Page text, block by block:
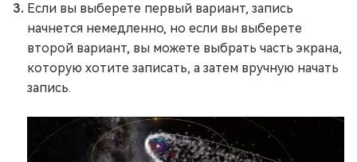
Если вы выберете первый вариант, запись
начнется немедленно, но если вы выберете
второй вариант, вы можете выбрать часть экрана,
которую хотите записать, а затем вручную начать
запись.